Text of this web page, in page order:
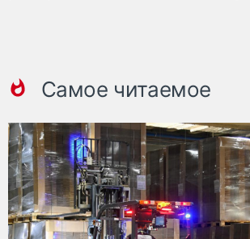
Самое читаемое